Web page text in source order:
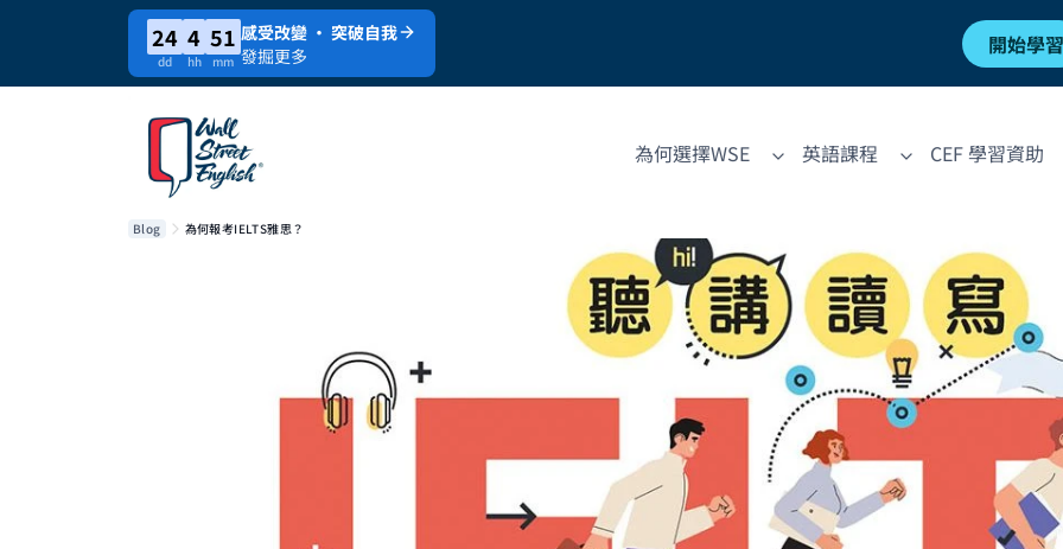
24
dd
4
hh
51
mm
感受改變 · 突破自我
發掘更多
開始學習
為何選擇WSE 英語課程 CEF 學習資助
Blog 為何報考IELTS雅思？